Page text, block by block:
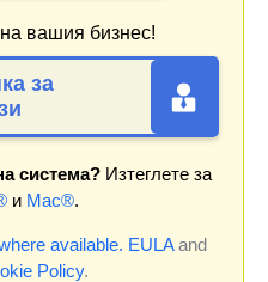
вашия бизнес!
за
система?Изтеглете за
и Mac®.
available. EULAand
Policy.